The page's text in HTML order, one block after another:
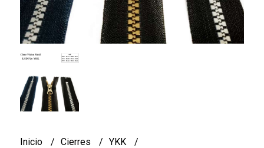
Inicio Cierres
YKK